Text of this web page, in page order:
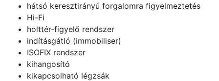
hátsó keresztirányú forgalomra figyelmeztetés
Hi-Fi
holttér-figyelő rendszer
indításgátló (immobiliser)
ISOFIX rendszer
kihangosító
kikapcsolható légzsák